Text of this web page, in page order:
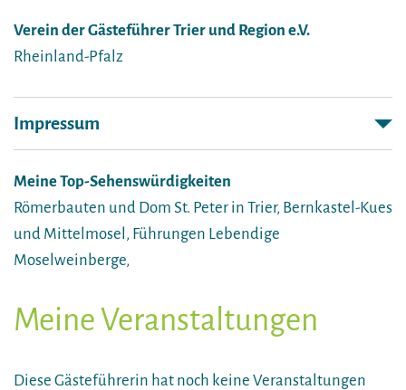
Verein der Gästeführer Trier und Region e.V.
Rheinland-Pfalz
Impressum
Meine Top-Sehenswürdigkeiten
Römerbauten und Dom St. Peter in Trier, Bernkastel-Kues
und Mittelmosel, Führungen Lebendige
Moselweinberge,
Meine Veranstaltungen
Diese Gästeführerin hat noch keine Veranstaltungen